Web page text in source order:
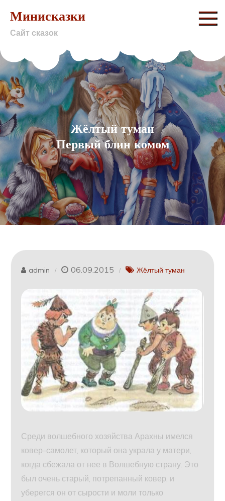
content
Минисказки
Сайт сказок
Жёлтый туман
Первый блин комом
admin 06.09.2015 Жёлтый туман
Среди волшебного хозяйства Арахны имелся
ковер-самолет, который она украла у матери,
когда сбежала от нее в Волшебную страну. Это
был очень старый, потрепанный ковер, и
уберегся он от сырости и моли только